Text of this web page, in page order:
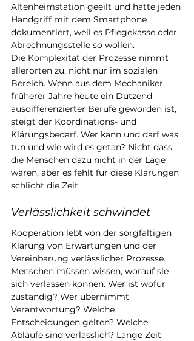
Altenheimstation geeilt und hätte jeden
Handgriff mit dem Smartphone
dokumentiert, weil es Pflegekasse oder
Abrechnungsstelle so wollen.
Die Komplexität der Prozesse nimmt
allerorten zu, nicht nur im sozialen
Bereich. Wenn aus dem Mechaniker
früherer Jahre heute ein Dutzend
ausdifferenzierter Berufe geworden ist,
steigt der Koordinations- und
Klärungsbedarf. Wer kann und darf was
tun und wie wird es getan? Nicht dass
die Menschen dazu nicht in der Lage
wären, aber es fehlt für diese Klärungen
schlicht die Zeit.
Verlässlichkeit schwindet
Kooperation lebt von der sorgfältigen
Klärung von Erwartungen und der
Vereinbarung verlässlicher Prozesse.
Menschen müssen wissen, worauf sie
sich verlassen können. Wer ist wofür
zuständig? Wer übernimmt
Verantwortung? Welche
Entscheidungen gelten? Welche
Abläufe sind verlässlich? Lange Zeit